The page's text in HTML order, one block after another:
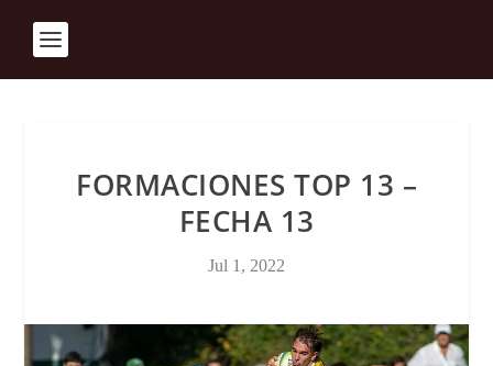
FORMACIONES TOP 13 –
FECHA 13
Jul 1, 2022